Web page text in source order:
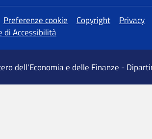
dell'Economia e delle Finanze -